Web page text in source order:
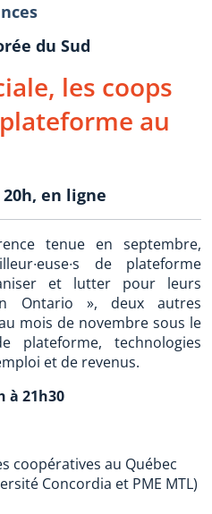
du Sud
les coops
au
en ligne
tenue en septembre,
de plateforme
et lutter pour leurs
Ontario », deux autres
mois de novembre sous le
plateforme, technologies
et de revenus.
à 21h30
coopératives au Québec
Concordia et PME MTL)